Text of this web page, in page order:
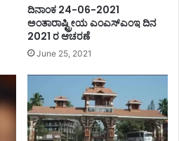
ದಿನಾಂಕ 24-06-2021
ಅಂತಾರಾಷ್ಟ್ರೀಯ ಎಂಎಸ್ಎಂಇ ದಿನ
2021 ರ ಆಚರಣೆ
June 25, 2021